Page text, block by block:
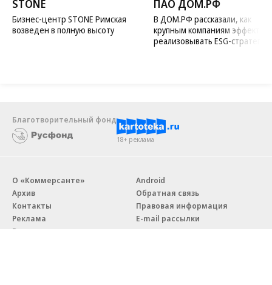
STONE
Бизнес-центр STONE Римская
возведен в полную высоту
ПАО ДОМ.РФ
В ДОМ.РФ рассказали, как
крупным компаниям
реализовывать ESG-стратегию
Благотворительный фонд
18+ реклама
О «Коммерсанте»
Архив
Контакты
Реклама
Вакансии
Android
Обратная связь
Правовая информация
E-mail рассылки